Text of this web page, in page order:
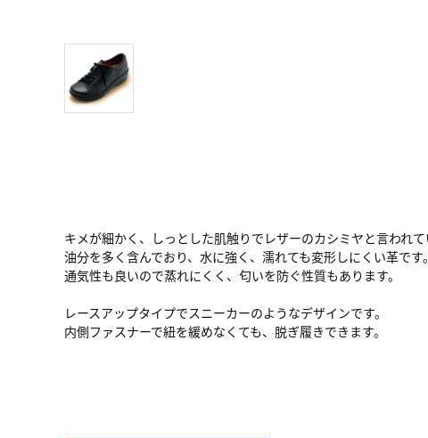
キメが細かく、しっとした肌触りでレザーのカシミヤと言われて
油分を多く含んでおり、水に強く、濡れても変形しにくい革です。
通気性も良いので蒸れにくく、匂いを防ぐ性質もあります。
レースアップタイプでスニーカーのようなデザインです。
内側ファスナーで紐を緩めなくても、脱ぎ履きできます。